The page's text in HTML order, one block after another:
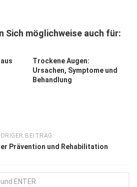
Sich möglichweise auch für:
Trockene Augen:
Ursachen, Symptome und
Behandlung
BEITRAG:
Prävention und Rehabilitation